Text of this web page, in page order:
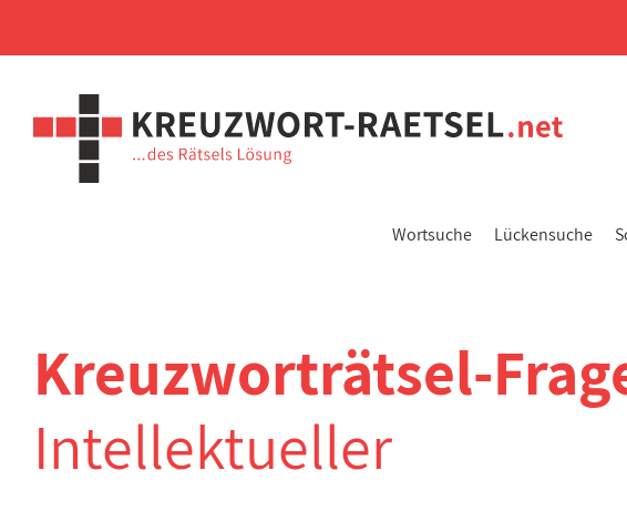
Wortsuche Lückensuche
Kreuzworträtsel-
Intellektueller